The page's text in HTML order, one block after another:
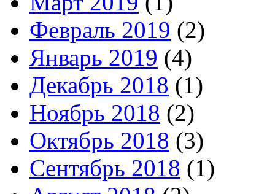
Февраль 2019 (2)
Январь 2019 (4)
Декабрь 2018 (1)
Ноябрь 2018 (2)
Октябрь 2018 (3)
Сентябрь 2018 (1)